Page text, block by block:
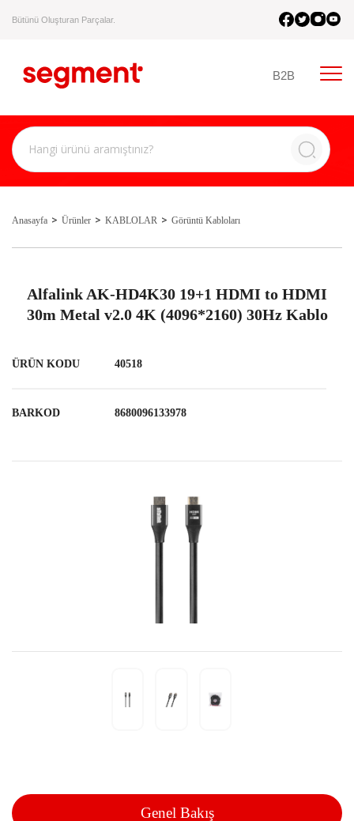
Bütünü Oluşturan Parçalar.
B2B
Anasayfa Ürünler KABLOLAR Görüntü Kabloları
Alfalink AK-HD4K30 19+1 HDMI to HDMI
30m Metal v2.0 4K (4096*2160) 30Hz Kablo
ÜRÜN KODU 40518
BARKOD 8680096133978
Genel Bakış